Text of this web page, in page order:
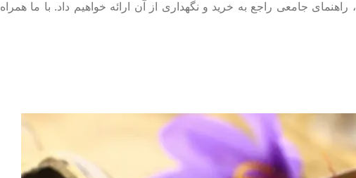
، راهنمای جامعی راجع به خرید و نگهداری از آن ارائه خواهیم داد. با ما همراه